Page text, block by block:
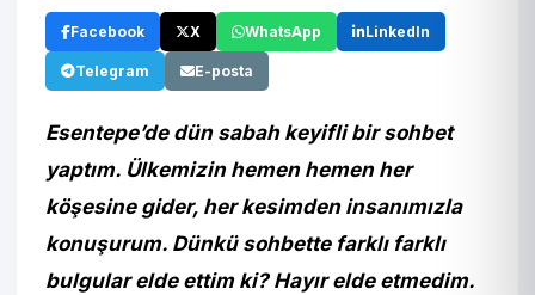
Facebook X WhatsApp LinkedIn
Telegram E-posta
Esentepe’de dün sabah keyifli bir sohbet
yaptım. Ülkemizin hemen hemen her
köşesine gider, her kesimden insanımızla
konuşurum. Dünkü sohbette farklı farklı
bulgular elde ettim ki? Hayır elde etmedim.